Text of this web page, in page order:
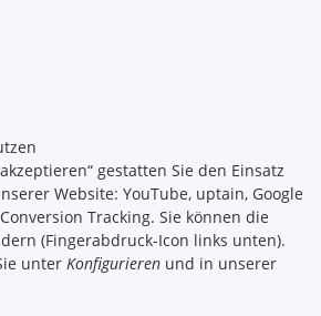
gestatten Sie den Einsatz
Website: YouTube, uptain, Google
Tracking. Sie können die
(Fingerabdruck-Icon links unten).
unter Konfigurieren und in unserer